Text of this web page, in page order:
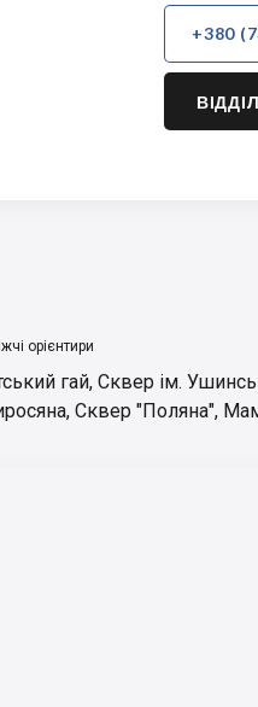
+380
орієнтири
гай, Сквер ім.
, Сквер "Поляна",